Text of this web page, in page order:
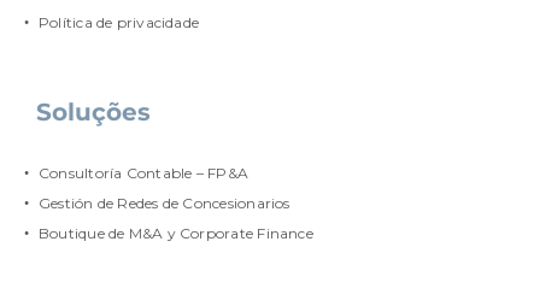
Política de privacidade
Soluções
Consultoría Contable – FP&A
Gestión de Redes de Concesionarios
Boutique de M&A y Corporate Finance